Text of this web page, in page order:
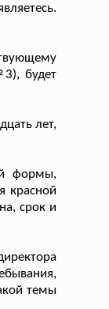
будет
лет,
формы,
красной
срок и
темы